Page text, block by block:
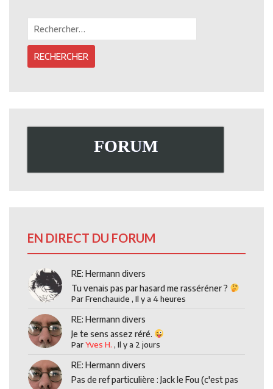
FORUM
EN DIRECT DU FORUM
RE: Hermann divers
Tu venais pas par hasard me rasséréner ?
ParFrenchauide ,Il y a 4 heures
RE: Hermann divers
Je te sens assez réré.
ParYves H. ,Il y a 2 jours
RE: Hermann divers
Pas de ref particulière : Jack le Fou (c'est pas